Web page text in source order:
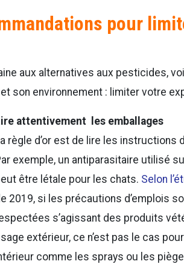
pour
aux alternatives aux pesticides,
son environnement : limiter votre
attentivement les emballages
règle d’or est de lire les instructions
exemple, un antiparasitaire utilisé
être létale pour les chats. Selon
2019, si les précautions d’emplois
s’agissant des produits
extérieur, ce n’est pas le cas
comme les sprays ou les